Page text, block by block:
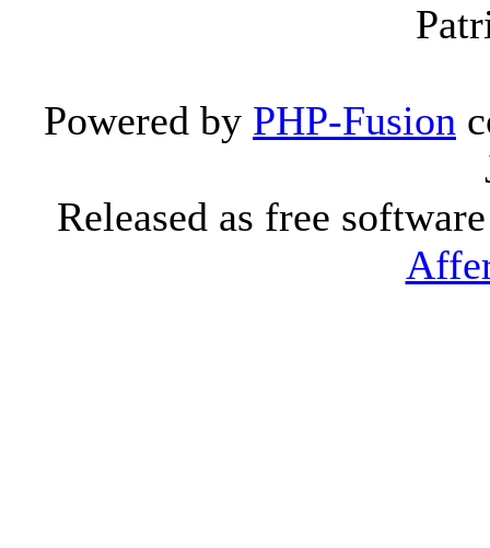
Powered by PHP-Fusion
Released as free